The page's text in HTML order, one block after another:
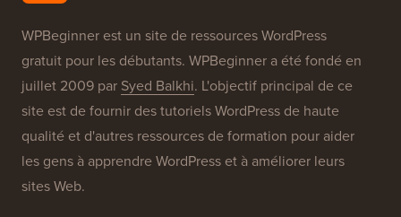
WPBeginner est un site de ressources WordPress
gratuit pour les débutants. WPBeginner a été fondé en
juillet 2009 par Syed Balkhi. L'objectif principal de ce
site est de fournir des tutoriels WordPress de haute
qualité et d'autres ressources de formation pour aider
les gens à apprendre WordPress et à améliorer leurs
sites Web.